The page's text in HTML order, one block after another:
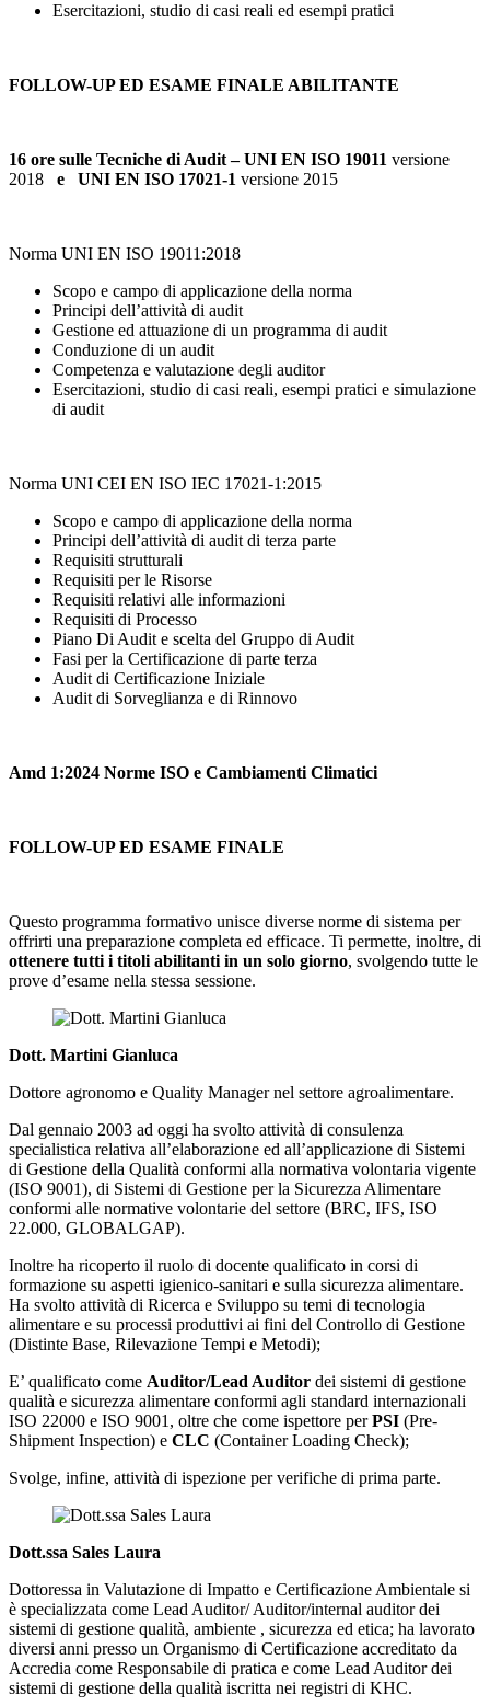
Esercitazioni, studio di casi reali ed esempi pratici
FOLLOW-UP ED ESAME FINALE ABILITANTE
16 ore sulle Tecniche di Audit – UNI EN ISO 19011 versione
2018 e UNI EN ISO 17021-1 versione 2015
Norma UNI EN ISO 19011:2018
Scopo e campo di applicazione della norma
Principi dell’attività di audit
Gestione ed attuazione di un programma di audit
Conduzione di un audit
Competenza e valutazione degli auditor
Esercitazioni, studio di casi reali, esempi pratici e simulazione
di audit
Norma UNI CEI EN ISO IEC 17021-1:2015
Scopo e campo di applicazione della norma
Principi dell’attività di audit di terza parte
Requisiti strutturali
Requisiti per le Risorse
Requisiti relativi alle informazioni
Requisiti di Processo
Piano Di Audit e scelta del Gruppo di Audit
Fasi per la Certificazione di parte terza
Audit di Certificazione Iniziale
Audit di Sorveglianza e di Rinnovo
Amd 1:2024 Norme ISO e Cambiamenti Climatici
FOLLOW-UP ED ESAME FINALE
Questo programma formativo unisce diverse norme di sistema per
offrirti una preparazione completa ed efficace. Ti permette, inoltre, di
ottenere tutti i titoli abilitanti in un solo giorno, svolgendo tutte le
prove d’esame nella stessa sessione.
Dott. Martini Gianluca
Dottore agronomo e Quality Manager nel settore agroalimentare.
Dal gennaio 2003 ad oggi ha svolto attività di consulenza
specialistica relativa all’elaborazione ed all’applicazione di Sistemi
di Gestione della Qualità conformi alla normativa volontaria vigente
(ISO 9001), di Sistemi di Gestione per la Sicurezza Alimentare
conformi alle normative volontarie del settore (BRC, IFS, ISO
22.000, GLOBALGAP).
Inoltre ha ricoperto il ruolo di docente qualificato in corsi di
formazione su aspetti igienico-sanitari e sulla sicurezza alimentare.
Ha svolto attività di Ricerca e Sviluppo su temi di tecnologia
alimentare e su processi produttivi ai fini del Controllo di Gestione
(Distinte Base, Rilevazione Tempi e Metodi);
E’ qualificato come Auditor/Lead Auditor dei sistemi di gestione
qualità e sicurezza alimentare conformi agli standard internazionali
ISO 22000 e ISO 9001, oltre che come ispettore perPSI (Pre-
Shipment Inspection) e CLC (Container Loading Check);
Svolge, infine, attività di ispezione per verifiche di prima parte.
Dott.ssa Sales Laura
Dottoressa in Valutazione di Impatto e Certificazione Ambientale si
è specializzata come Lead Auditor/ Auditor/internal auditor dei
sistemi di gestione qualità, ambiente , sicurezza ed etica; ha lavorato
diversi anni presso un Organismo di Certificazione accreditato da
Accredia come Responsabile di pratica e come Lead Auditor dei
sistemi di gestione della qualità iscritta nei registri di KHC.